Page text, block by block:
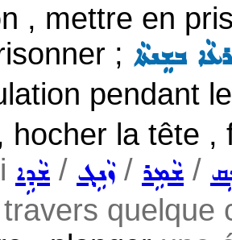
, mettre en
; ܒܫܸܢܬܵܐ
pendant
hocher la tête
ܫܵܕܹܐ / ܙܵܢܹܓ݂/ ܫܵܡܹܪ /
quelque